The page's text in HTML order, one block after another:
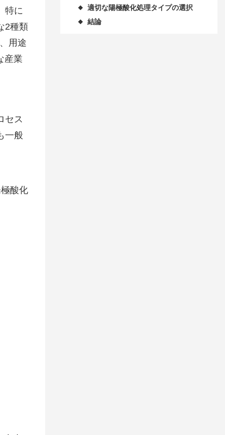
特に
2種類
用途
産業
セス
一般
酸化
◆ 適切な陽極酸化処理タイプの選択
◆ 結論